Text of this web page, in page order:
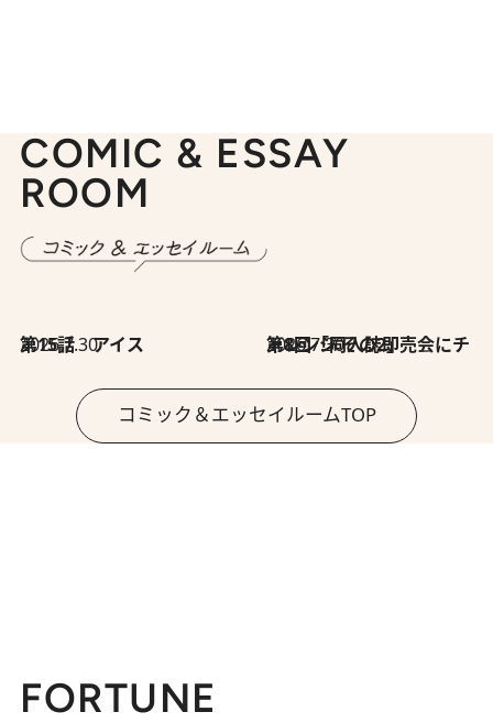
COMIC & ESSAY
ROOM
2026.7.30
第15話 アイス 2026.7.30
第8回「同人誌即売会にチャレンジ その2」
コミック＆エッセイルームTOP
FORTUNE